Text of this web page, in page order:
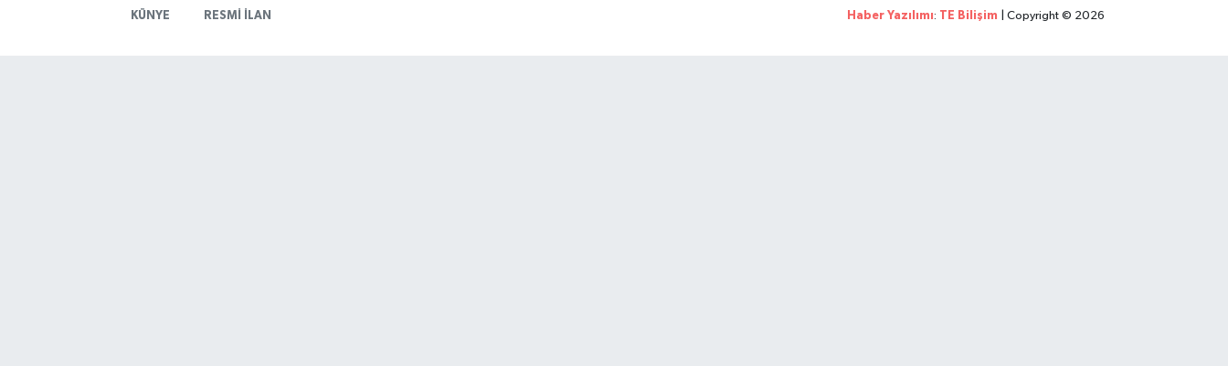
KÜNYE RESMİ İLAN Haber Yazılımı: TE Bilişim | Copyright © 2026